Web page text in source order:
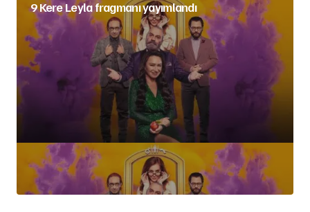
9 Kere Leyla fragmanı yayımlandı